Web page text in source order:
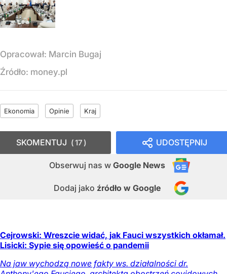
Opracował: Marcin Bugaj
Źródło: money.pl
Ekonomia Opinie Kraj
UDOSTĘPNIJ
Obserwuj nas w Google News
Dodaj jako źródło w Google
SKOMENTUJ 17
Cejrowski: Wreszcie widać, jak Fauci wszystkich okłamał.
Lisicki: Sypie się opowieść o pandemii
Na jaw wychodzą nowe fakty ws. działalności dr.